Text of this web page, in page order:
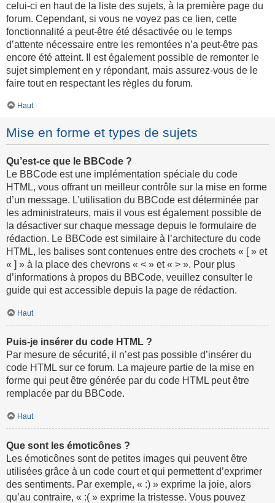
celui-ci en haut de la liste des sujets, à la première page du
forum. Cependant, si vous ne voyez pas ce lien, cette
fonctionnalité a peut-être été désactivée ou le temps
d’attente nécessaire entre les remontées n’a peut-être pas
encore été atteint. Il est également possible de remonter le
sujet simplement en y répondant, mais assurez-vous de le
faire tout en respectant les règles du forum.
Haut
Mise en forme et types de sujets
Qu’est-ce que le BBCode ?
Le BBCode est une implémentation spéciale du code
HTML, vous offrant un meilleur contrôle sur la mise en forme
d’un message. L’utilisation du BBCode est déterminée par
les administrateurs, mais il vous est également possible de
la désactiver sur chaque message depuis le formulaire de
rédaction. Le BBCode est similaire à l’architecture du code
HTML, les balises sont contenues entre des crochets « [ » et
« ] » à la place des chevrons « < » et « > ». Pour plus
d’informations à propos du BBCode, veuillez consulter le
guide qui est accessible depuis la page de rédaction.
Haut
Puis-je insérer du code HTML ?
Par mesure de sécurité, il n’est pas possible d’insérer du
code HTML sur ce forum. La majeure partie de la mise en
forme qui peut être générée par du code HTML peut être
remplacée par du BBCode.
Haut
Que sont les émoticônes ?
Les émoticônes sont de petites images qui peuvent être
utilisées grâce à un code court et qui permettent d’exprimer
des sentiments. Par exemple, « :) » exprime la joie, alors
qu’au contraire, « :( » exprime la tristesse. Vous pouvez